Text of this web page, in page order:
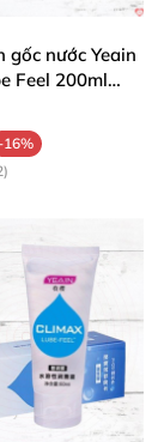
gốc nước Yeain
Feel 200ml
-16%